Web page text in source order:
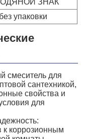
ЗНАК
упаковки
смеситель для
сантехникой,
свойства и
для
к коррозионным